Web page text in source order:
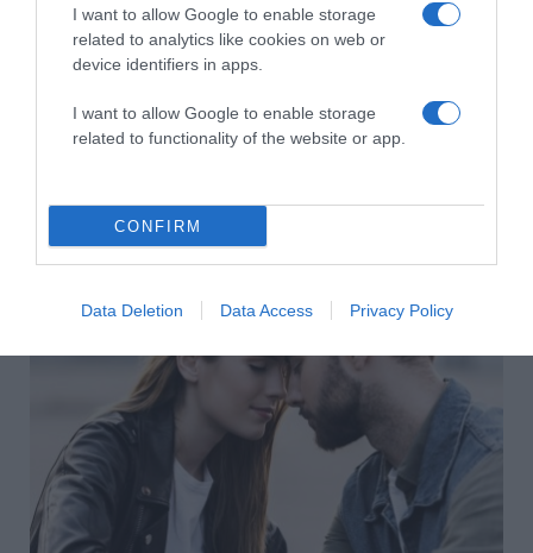
I want to allow Google to enable storage
related to analytics like cookies on web or
device identifiers in apps.
I want to allow Google to enable storage
related to functionality of the website or app.
CONFIRM
Data Deletion Data Access Privacy Policy
Megosztás: Facebook Twitter Pinterest
Korábbi bejegyzések Következő bejegyzés
HASONLÓ BEJEGYZÉSEK